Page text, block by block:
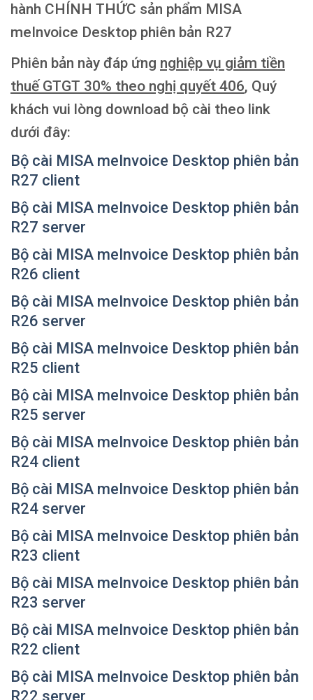
hành CHÍNH THỨC sản phẩm MISA
meInvoice Desktop phiên bản R27
Phiên bản này đáp ứng nghiệp vụ giảm tiền
thuế GTGT 30% theo nghị quyết 406, Quý
khách vui lòng download bộ cài theo link
dưới đây:
Bộ cài MISA meInvoice Desktop phiên bản
R27 client
Bộ cài MISA meInvoice Desktop phiên bản
R27 server
Bộ cài MISA meInvoice Desktop phiên bản
R26 client
Bộ cài MISA meInvoice Desktop phiên bản
R26 server
Bộ cài MISA meInvoice Desktop phiên bản
R25 client
Bộ cài MISA meInvoice Desktop phiên bản
R25 server
Bộ cài MISA meInvoice Desktop phiên bản
R24 client
Bộ cài MISA meInvoice Desktop phiên bản
R24 server
Bộ cài MISA meInvoice Desktop phiên bản
R23 client
Bộ cài MISA meInvoice Desktop phiên bản
R23 server
Bộ cài MISA meInvoice Desktop phiên bản
R22 client
Bộ cài MISA meInvoice Desktop phiên bản
R22 server